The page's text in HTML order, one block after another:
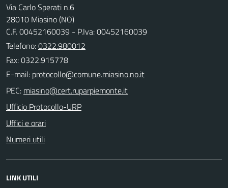
Via Carlo Sperati n.6
28010 Miasino (NO)
C.F. 00452160039 - P.Iva: 00452160039
Telefono:0322.980012
Fax: 0322.915778
E-mail:
PEC:
Ufficio Protocollo-URP
Uffici e orari
Numeri utili
LINK UTILI